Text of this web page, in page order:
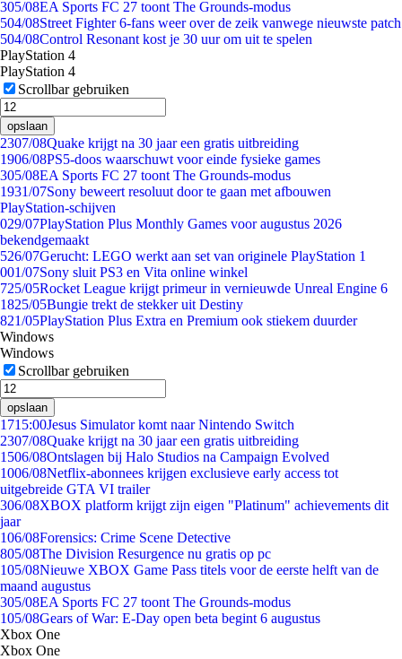
305/08EA Sports FC 27 toont The Grounds-modus
504/08Street Fighter 6-fans weer over de zeik vanwege nieuwste patch
504/08Control Resonant kost je 30 uur om uit te spelen
PlayStation 4
PlayStation 4
Scrollbar gebruiken
opslaan
2307/08Quake krijgt na 30 jaar een gratis uitbreiding
1906/08PS5-doos waarschuwt voor einde fysieke games
305/08EA Sports FC 27 toont The Grounds-modus
1931/07Sony beweert resoluut door te gaan met afbouwen
PlayStation-schijven
029/07PlayStation Plus Monthly Games voor augustus 2026
bekendgemaakt
526/07Gerucht: LEGO werkt aan set van originele PlayStation 1
001/07Sony sluit PS3 en Vita online winkel
725/05Rocket League krijgt primeur in vernieuwde Unreal Engine 6
1825/05Bungie trekt de stekker uit Destiny
821/05PlayStation Plus Extra en Premium ook stiekem duurder
Windows
Windows
Scrollbar gebruiken
opslaan
1715:00Jesus Simulator komt naar Nintendo Switch
2307/08Quake krijgt na 30 jaar een gratis uitbreiding
1506/08Ontslagen bij Halo Studios na Campaign Evolved
1006/08Netflix-abonnees krijgen exclusieve early access tot
uitgebreide GTA VI trailer
306/08XBOX platform krijgt zijn eigen "Platinum" achievements dit
jaar
106/08Forensics: Crime Scene Detective
805/08The Division Resurgence nu gratis op pc
105/08Nieuwe XBOX Game Pass titels voor de eerste helft van de
maand augustus
305/08EA Sports FC 27 toont The Grounds-modus
105/08Gears of War: E-Day open beta begint 6 augustus
Xbox One
Xbox One